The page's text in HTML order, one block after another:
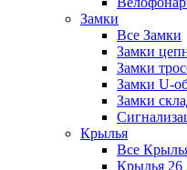
Замки
Все Замки
Замки
Замки
Замки U-
Замки
Крылья
Все
Крылья